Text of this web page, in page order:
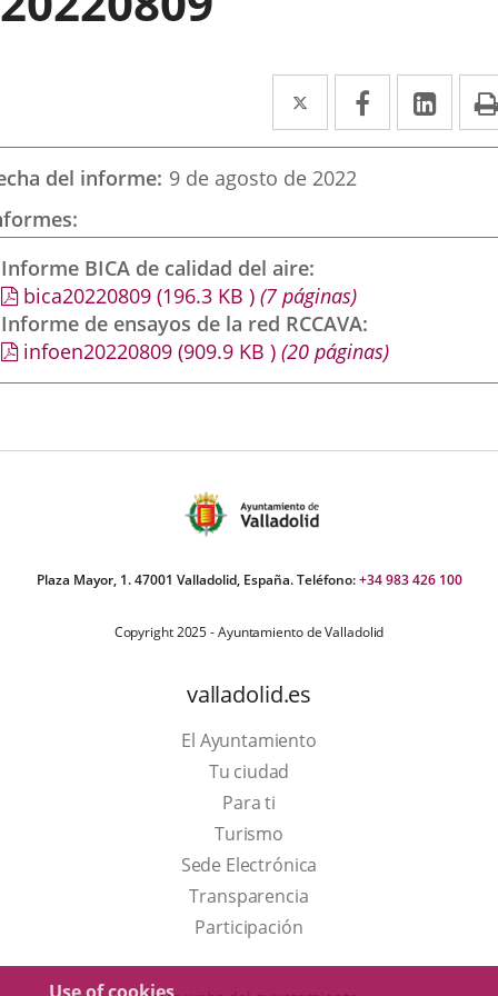
Twitter
Enlace
a
una
externa.
Facebook
Enlace
a
externa.
a
del informe 9 de agosto de 2022
Informe BICA de calidad del aire
bica20220809 (196.3 KB ) (7 páginas)
Informe de ensayos de la red RCCAVA
infoen20220809 (909.9 KB ) (20 páginas)
Plaza Mayor, 1. 47001 Valladolid, España. Teléfono:+34 983 426 100
Copyright 2025 - Ayuntamiento de Valladolid
valladolid.es
El Ayuntamiento
Tu ciudad
Para ti
TurismoThis
link
will
open
Sede Electrónica
Transparencia
Participación